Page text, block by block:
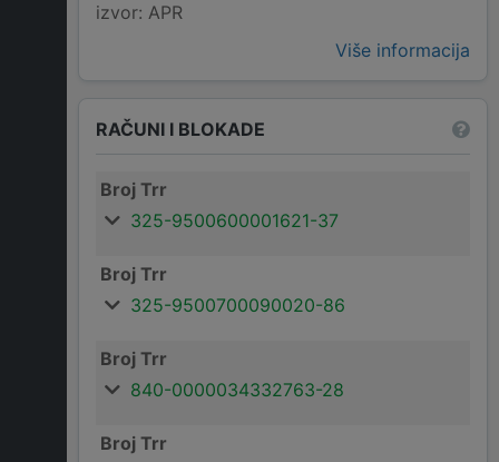
izvor: APR
Više informacija
RAČUNI I BLOKADE
Broj Trr
325-9500600001621-37
Broj Trr
325-9500700090020-86
Broj Trr
840-0000034332763-28
Broj Trr